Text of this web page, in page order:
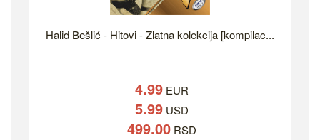
Halid Bešlić - Hitovi - Zlatna kolekcija [kompilac...
4.99 EUR
5.99 USD
499.00 RSD